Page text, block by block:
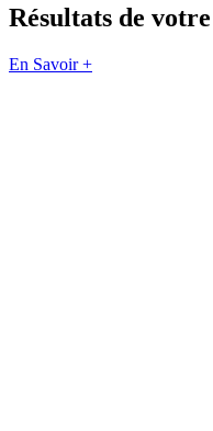
Résultats de
En Savoir +